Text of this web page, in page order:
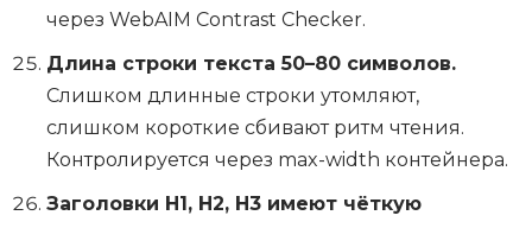
через WebAIM Contrast Checker.
Длина строки текста 50–80 символов.
Слишком длинные строки утомляют,
слишком короткие сбивают ритм чтения.
Контролируется через max-width контейнера.
Заголовки H1, H2, H3 имеют чёткую